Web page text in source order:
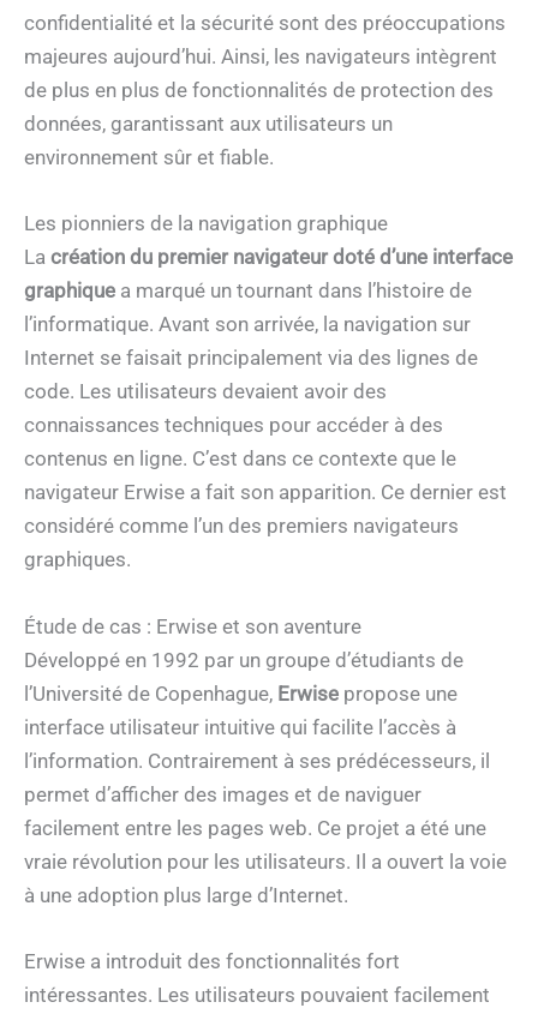
confidentialité et la sécurité sont des préoccupations
majeures aujourd’hui. Ainsi, les navigateurs intègrent
de plus en plus de fonctionnalités de protection des
données, garantissant aux utilisateurs un
environnement sûr et fiable.
Les pionniers de la navigation graphique
La création du premier navigateur doté d’une interface
graphique a marqué un tournant dans l’histoire de
l’informatique. Avant son arrivée, la navigation sur
Internet se faisait principalement via des lignes de
code. Les utilisateurs devaient avoir des
connaissances techniques pour accéder à des
contenus en ligne. C’est dans ce contexte que le
navigateur Erwise a fait son apparition. Ce dernier est
considéré comme l’un des premiers navigateurs
graphiques.
Étude de cas : Erwise et son aventure
Développé en 1992 par un groupe d’étudiants de
l’Université de Copenhague, Erwise propose une
interface utilisateur intuitive qui facilite l’accès à
l’information. Contrairement à ses prédécesseurs, il
permet d’afficher des images et de naviguer
facilement entre les pages web. Ce projet a été une
vraie révolution pour les utilisateurs. Il a ouvert la voie
à une adoption plus large d’Internet.
Erwise a introduit des fonctionnalités fort
intéressantes. Les utilisateurs pouvaient facilement